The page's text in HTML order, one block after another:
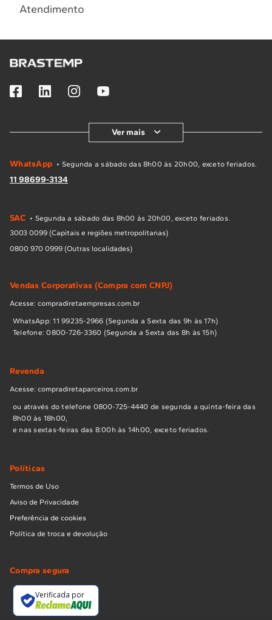
Atendimento
Ver mais
WhatsApp • Segunda a sábado das 8h00 às 20h00, exceto feriados.
11 98699-3134
SAC • Segunda a sábado das 8h00 às 20h00, exceto feriados.
3003 0099 (Capitais e regiões metropolitanas)
0800 970 0999 (Outras localidades)
Vendas Corporativas (Compra com CNPJ)
Acesse: compradiretaempresas.com.br
WhatsApp: 11 99235-2966 (Segunda a Sexta das 9h às 17h)
Telefone: 0800-726-3360 (Segunda a Sexta das 8h às 15h)
Revenda
Acesse: compradiretaparceiros.com.br
ou através do telefone 0800-725-4440 de segunda a quinta-feira das
8h00 às 18h00,
e nas sextas-feiras das 8:00h às 14h00, exceto feriados.
Políticas
Termos de Uso
Aviso de Privacidade
Preferência de cookies
Política de troca e devolução
Compra segura
Verificada por